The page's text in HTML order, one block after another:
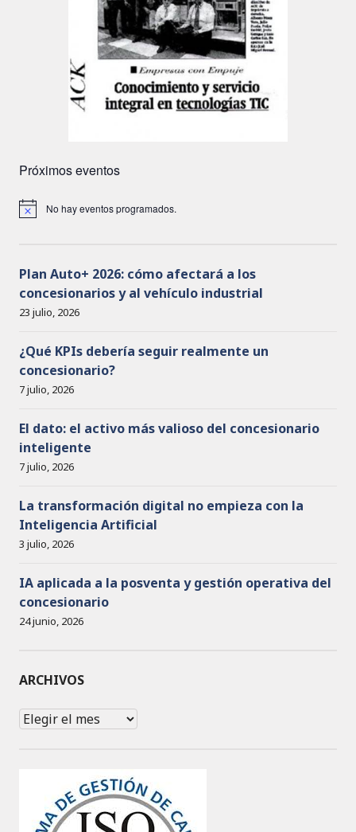
Próximos eventos
No hay eventos programados.
Plan Auto+ 2026: cómo afectará a los
concesionarios y al vehículo industrial
23 julio, 2026
¿Qué KPIs debería seguir realmente un
concesionario?
7 julio, 2026
El dato: el activo más valioso del concesionario
inteligente
7 julio, 2026
La transformación digital no empieza con la
Inteligencia Artificial
3 julio, 2026
IA aplicada a la posventa y gestión operativa del
concesionario
24 junio, 2026
ARCHIVOS
Archivos